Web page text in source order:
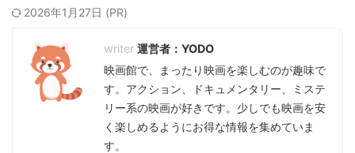
2026年1月27日
運営者：YODO
映画館で、まったり映画を楽しむのが趣味で
す。アクション、ドキュメンタリー、ミステ
リー系の映画が好きです。少しでも映画を安
く楽しめるようにお得な情報を集めていま
す。